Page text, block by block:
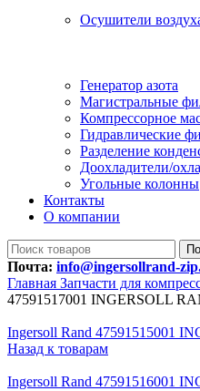
Осушители
Генератор азота
Магистральные
Компрессорное
Гидравлические
Разделение
Доохладители/
Угольные колонны
Контакты
О компании
Почта: info@ingersollrand-
Главная Запчасти для
47591517001 INGERSOLL
Ingersoll Rand 47591515001
Назад к товарам
Ingersoll Rand 47591516001